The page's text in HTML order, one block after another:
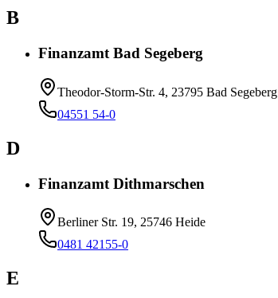
B
Finanzamt Bad Segeberg
Theodor-Storm-Str. 4, 23795 Bad Segeberg
04551 54-0
D
Finanzamt Dithmarschen
Berliner Str. 19, 25746 Heide
0481 42155-0
E